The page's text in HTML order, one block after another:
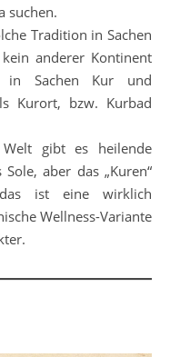
suchen.
Tradition in Sachen
anderer Kontinent
in Sachen Kur und
Kurort, bzw. Kurbad
gibt es heilende
aber das „Kuren“
ist eine wirklich
Wellness-Variante